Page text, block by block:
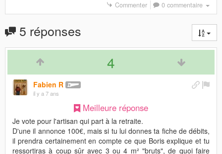
Commenter 0 commentaire
5 réponses
4
Fabien R
il y a 7 ans
Meilleure réponse
Je vote pour l'artisan qui part à la retraite.
D'une il annonce 100€, mais si tu lui donnes ta fiche de débits,
il prendra certainement en compte ce que Boris explique et tu
ressortiras à coup sûr avec 3 ou 4 m² "bruts", de quoi faire